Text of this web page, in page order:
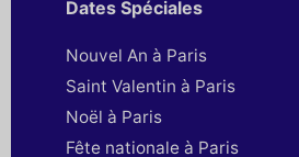
Dates Spéciales
Nouvel An à Paris
Saint Valentin à Paris
Noël à Paris
Fête nationale à Paris